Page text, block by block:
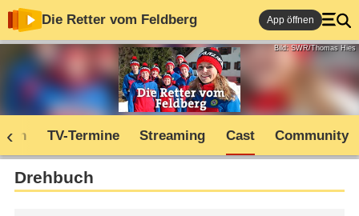
Die Retter vom Feldberg App öffnen
Bild: SWR/Thomas Hies
TV-Termine Streaming Cast Community
Drehbuch